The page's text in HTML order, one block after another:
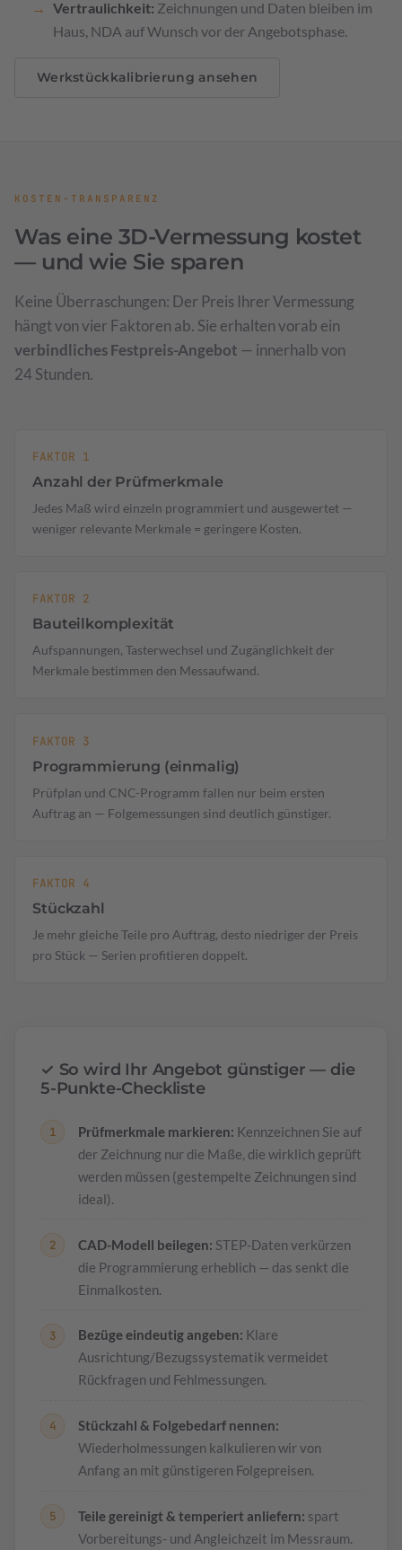
Vertraulichkeit: Zeichnungen und Daten bleiben im
Haus, NDA auf Wunsch vor der Angebotsphase.
Werkstückkalibrierung ansehen
KOSTEN-TRANSPARENZ
Was eine 3D-Vermessung kostet
— und wie Sie sparen
Keine Überraschungen: Der Preis Ihrer Vermessung
hängt von vier Faktoren ab. Sie erhalten vorab ein
verbindliches Festpreis-Angebot — innerhalb von
24 Stunden.
FAKTOR 1
Anzahl der Prüfmerkmale
Jedes Maß wird einzeln programmiert und ausgewertet —
weniger relevante Merkmale = geringere Kosten.
FAKTOR 2
Bauteilkomplexität
Aufspannungen, Tasterwechsel und Zugänglichkeit der
Merkmale bestimmen den Messaufwand.
FAKTOR 3
Programmierung (einmalig)
Prüfplan und CNC-Programm fallen nur beim ersten
Auftrag an — Folgemessungen sind deutlich günstiger.
FAKTOR 4
Stückzahl
Je mehr gleiche Teile pro Auftrag, desto niedriger der Preis
pro Stück — Serien profitieren doppelt.
✓ So wird Ihr Angebot günstiger — die
5-Punkte-Checkliste
Prüfmerkmale markieren: Kennzeichnen Sie auf
der Zeichnung nur die Maße, die wirklich geprüft
werden müssen (gestempelte Zeichnungen sind
ideal).
CAD-Modell beilegen: STEP-Daten verkürzen
die Programmierung erheblich — das senkt die
Einmalkosten.
Bezüge eindeutig angeben: Klare
Ausrichtung/Bezugssystematik vermeidet
Rückfragen und Fehlmessungen.
Stückzahl & Folgebedarf nennen:
Wiederholmessungen kalkulieren wir von
Anfang an mit günstigeren Folgepreisen.
Teile gereinigt & temperiert anliefern: spart
Vorbereitungs- und Angleichzeit im Messraum.